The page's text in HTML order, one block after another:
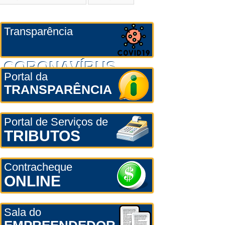
Transparência
CORONAVÍRUS
Portal da
TRANSPARÊNCIA
Portal de Serviços de
TRIBUTOS
Contracheque
ONLINE
Sala do